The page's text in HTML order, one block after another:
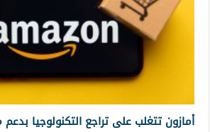
أمازون تتغلب على تراجع التكنولوجيا